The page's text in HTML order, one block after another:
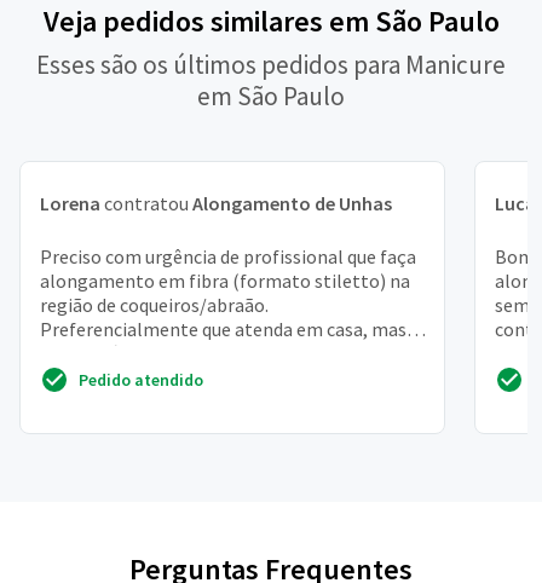
Veja pedidos similares em São Paulo
Esses são os últimos pedidos para Manicure
em São Paulo
Lorena contratou Alongamento de Unhas
Preciso com urgência de profissional que faça
alongamento em fibra (formato stiletto) na
região de coqueiros/abraão.
Preferencialmente que atenda em casa, mas
se for próximo posso me desl...
Pedido atendido
Bom
Perguntas Frequentes